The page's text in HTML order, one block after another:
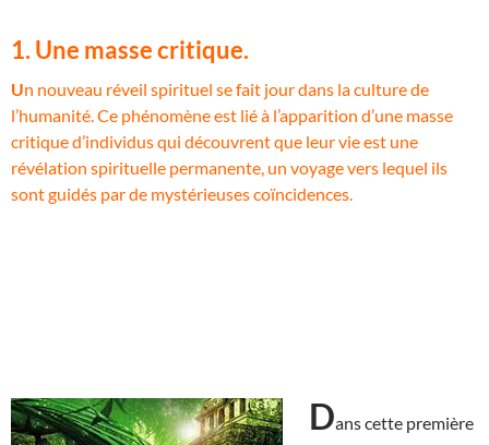
1. Une masse critique.
Un nouveau réveil spirituel se fait jour dans la culture de
l’humanité. Ce phénomène est lié à l’apparition d’une masse
critique d’individus qui découvrent que leur vie est une
révélation spirituelle permanente, un voyage vers lequel ils
sont guidés par de mystérieuses coïncidences.
Dans cette première